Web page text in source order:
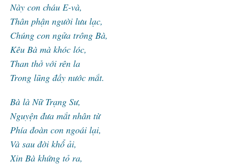
Này con cháu E-và,
Thân phận người lưu lạc,
Chúng con ngửa trông Bà,
Kêu Bà mà khóc lóc,
Than thở với rên la
Trong lũng đầy nước mắt.
Bà là Nữ Trạng Sư,
Nguyện đưa mắt nhân từ
Phía đoàn con ngoái lại,
Và sau đời khổ ải,
Xin Bà khứng tỏ ra,